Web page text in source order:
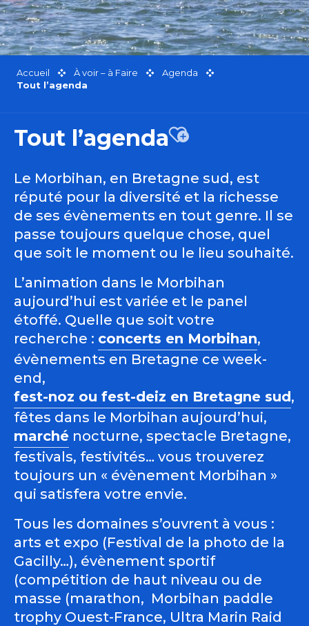
Accueil À voir – à Faire
Agenda
Tout l’agenda
Tout l’agendaAjouter aux
Le Morbihan, en Bretagne sud, est
réputé pour la diversité et la richesse
de ses évènements en tout genre. Il se
passe toujours quelque chose, quel
que soit le moment ou le lieu souhaité.
L’animation dans le Morbihan
aujourd’hui est variée et le panel
étoffé. Quelle que soit votre
recherche : concerts en Morbihan,
évènements en Bretagne ce week-
end,
fest-noz ou fest-deiz en Bretagne sud,
fêtes dans le Morbihan aujourd’hui,
marché nocturne, spectacle Bretagne,
festivals, festivités… vous trouverez
toujours un « évènement Morbihan »
qui satisfera votre envie.
Tous les domaines s’ouvrent à vous :
arts et expo (Festival de la photo de la
Gacilly…), évènement sportif
(compétition de haut niveau ou de
masse (marathon, Morbihan paddle
trophy Ouest-France, Ultra Marin Raid